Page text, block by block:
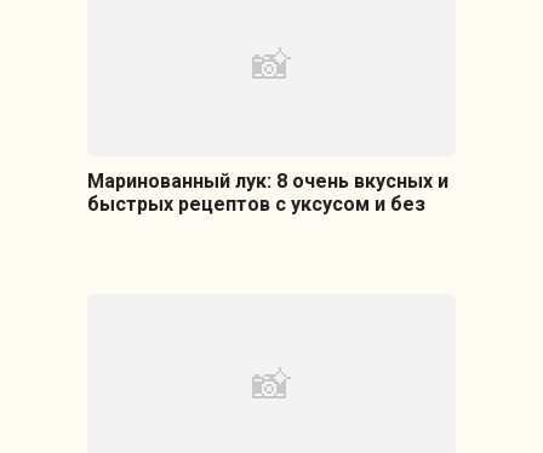
Маринованный лук: 8 очень вкусных и
быстрых рецептов с уксусом и без